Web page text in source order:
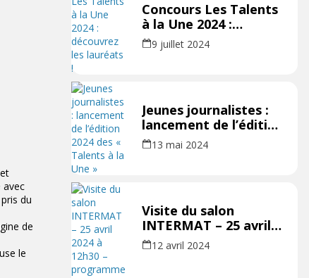
avec
du
de
le
Concours Les Talents
à la Une 2024 :
découvrez les
lauréats !
9 juillet 2024
Jeunes journalistes :
lancement de l’édition
2024 des « Talents à
la Une »
13 mai 2024
Visite du salon
INTERMAT – 25 avril
2024 à 12h30 –
programme complet
12 avril 2024